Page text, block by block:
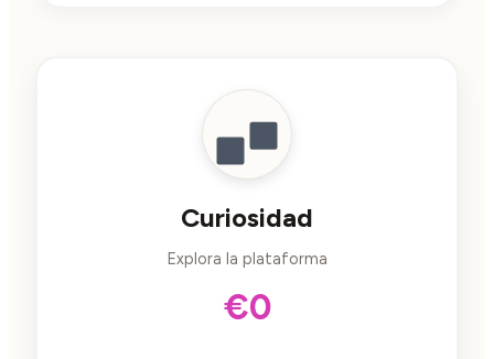
Curiosidad
Explora la plataforma
€0